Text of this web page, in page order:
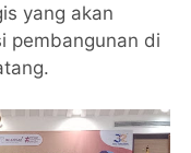
yang akan
pembangunan di